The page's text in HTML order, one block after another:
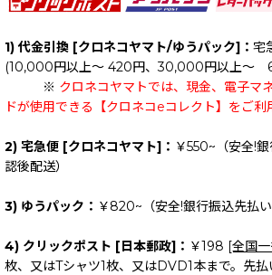
1) 代金引換 [クロネコヤマト/ゆうパック]： 宅
(10,000円以上～ 420円、30,000円以上～
※ クロネコヤマトでは、現金、電子マ
ドが使用できる【クロネコeコレクト】をご利
2) 宅急便 [クロネコヤマト]： ￥550~（安全!
認後配送）
3) ゆうパック： ￥820~（安全!銀行振込先払
4) クリックポスト [日本郵政]： ￥198 [全国
枚、又はTシャツ1枚、又はDVD1本まで。先